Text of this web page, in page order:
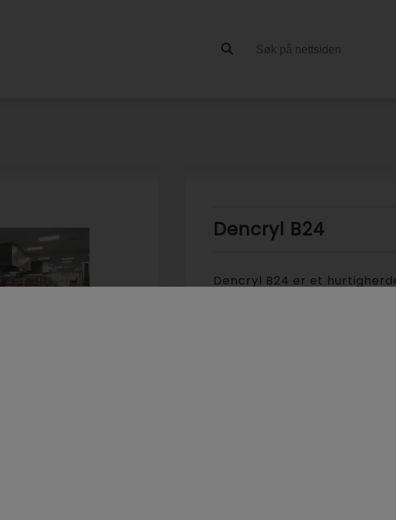
Dencryl B24
Dencryl B24 er et
PUMA
selvutjevnende gulv,
lagtykkelse på 1 – 5 mm.
tilpasning av fyllstoffer)
selv ved lave temperaturer.